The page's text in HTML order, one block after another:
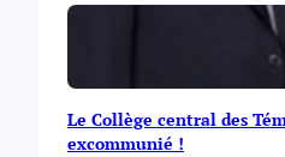
Le Collège central des
excommunié !